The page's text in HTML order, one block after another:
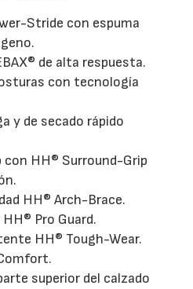
Stride con espuma
de alta respuesta.
con tecnología
y de secado rápido
con HH® Surround-Grip
HH® Arch-Brace.
Pro Guard.
HH® Tough-Wear.
superior del calzado